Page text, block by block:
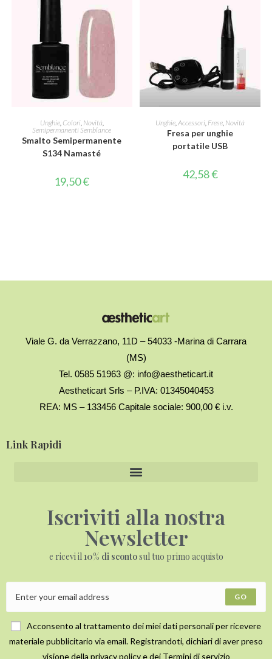
AGGIUNGI AL CARRELLO
Unghie, Colori, Novità
Semipermanenti Semblance
Smalto Semipermanente
S134 Namasté
19,50€
AGGIUNGI AL CARRELLO
Unghie ,Accessori Frese Novità
Fresa per unghie
portatile USB
42,58€
Viale G. da Verrazzano, 11D – 54033 -Marina di Carrara
(MS)
Tel. 0585 51963 @: info@aestheticart.it
Aestheticart Srls – P.IVA: 01345040453
REA: MS – 133456 Capitale sociale: 900,00 € i.v.
Link Rapidi
Iscriviti alla nostra
Newsletter
e ricevi il 10% di scontosul tuo primo acquisto
GO
Acconsento al trattamento dei miei dati personali per ricevere
materiale pubblicitario via email. Registrandoti, dichiari di aver preso
visione della privacy policy e dei Termini di servizio